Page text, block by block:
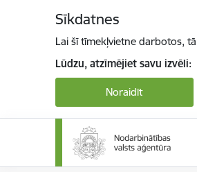
Sīkdatnes
Lai šī tīmekļvietne darbotos,
Lūdzu, atzīmējiet savu izvēli:
Noraidīt